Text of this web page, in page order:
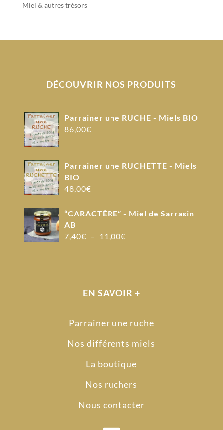
Miel & autres trésors
DÉCOUVRIR NOS PRODUITS
Parrainer une RUCHE - Miels BIO
86,00€
Parrainer une RUCHETTE - Miels
BIO
48,00€
“CARACTÈRE” - Miel de Sarrasin
AB
7,40€ – 11,00€Plage
11,00€
EN SAVOIR +
Parrainer une ruche
Nos différents miels
La boutique
Nos ruchers
Nous contacter